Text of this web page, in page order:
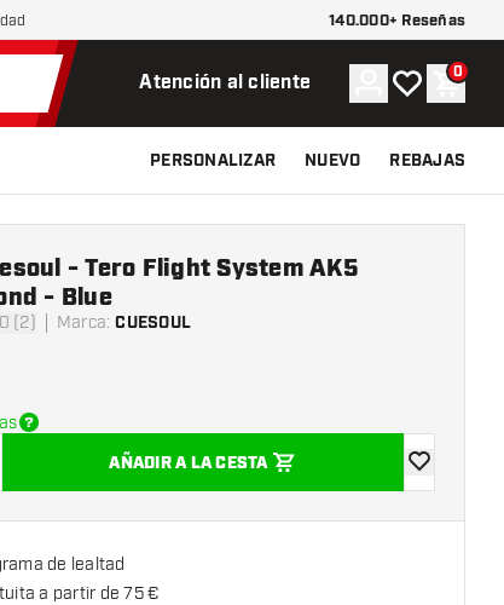
140.000+ Reseñas
Atención al cliente Cuenta
Mi lista de
0
PERSONALIZAR NUEVO REBAJAS
(2) Marca: CUESOUL
- Tero Flight System AK5
- Blue
cantidadAÑADIR A LA CESTA
añadir a la
de lealtad
a partir de 75 €